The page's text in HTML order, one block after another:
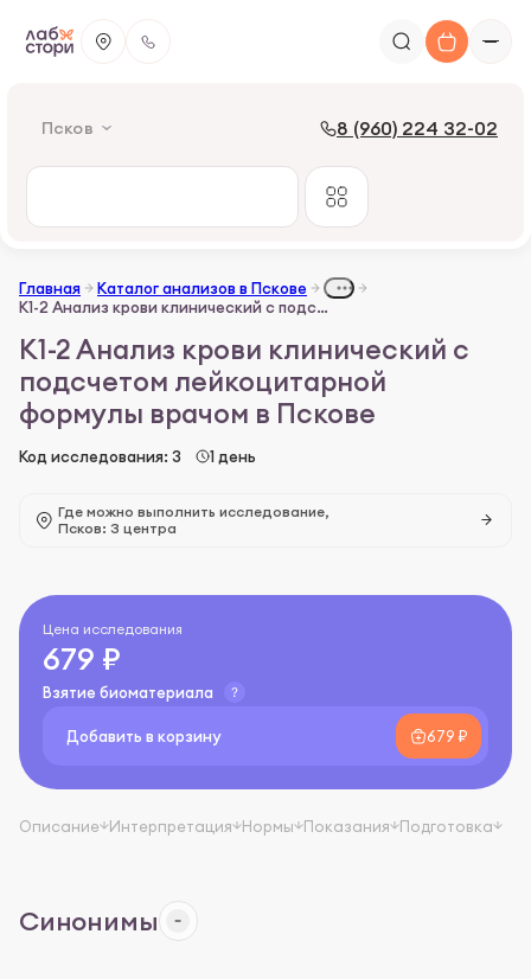
Псков 8 (960) 224 32-02
Главная
Каталог анализов в Пскове
К1-2 Анализ крови клинический с подсчетом лейкоцитарной формулы врачом
К1-2 Анализ крови клинический с
подсчетом лейкоцитарной
формулы врачом в Пскове
Код исследования: 3 1 день
Где можно выполнить исследование,
Псков: 3 центра
Цена исследования
679 ₽
Взятие биоматериала
Добавить в корзину 679 ₽
Описание Интерпретация Нормы Показания Подготовка
Синонимы